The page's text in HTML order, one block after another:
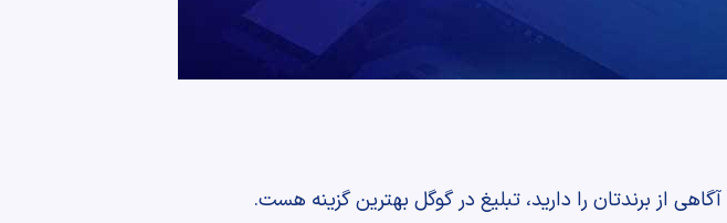
از برندتان را دارید، تبلیغ در گوگل بهترین گزینه هست.